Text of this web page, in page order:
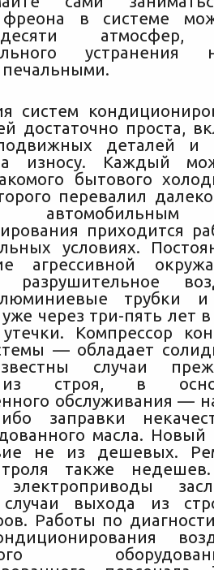
в системе
атмосфер,
устранения
печальными.
систем
достаточно проста,
деталей и
износу. Каждый
бытового
перевалил
автомобильным
приходится
условиях.
агрессивной
разрушительное
трубки
уже через три-пять лет
утечки. Компрессор
— обладает
случаи
строя, в
обслуживания —
заправки
масла.
не из дешевых.
также
выхода из
Работы по